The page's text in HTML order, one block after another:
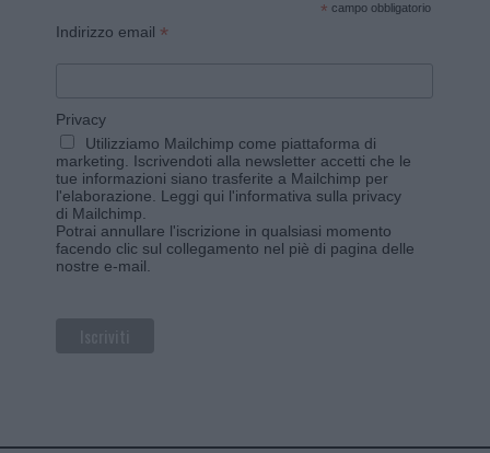
* campo obbligatorio
Indirizzo email *
Privacy
Utilizziamo Mailchimp come piattaforma di
marketing. Iscrivendoti alla newsletter accetti che le
tue informazioni siano trasferite a Mailchimp per
l'elaborazione. Leggi qui l'informativa sulla privacy
di Mailchimp
Potrai annullare l'iscrizione in qualsiasi momento
facendo clic sul collegamento nel piè di pagina delle
nostre e-mail.